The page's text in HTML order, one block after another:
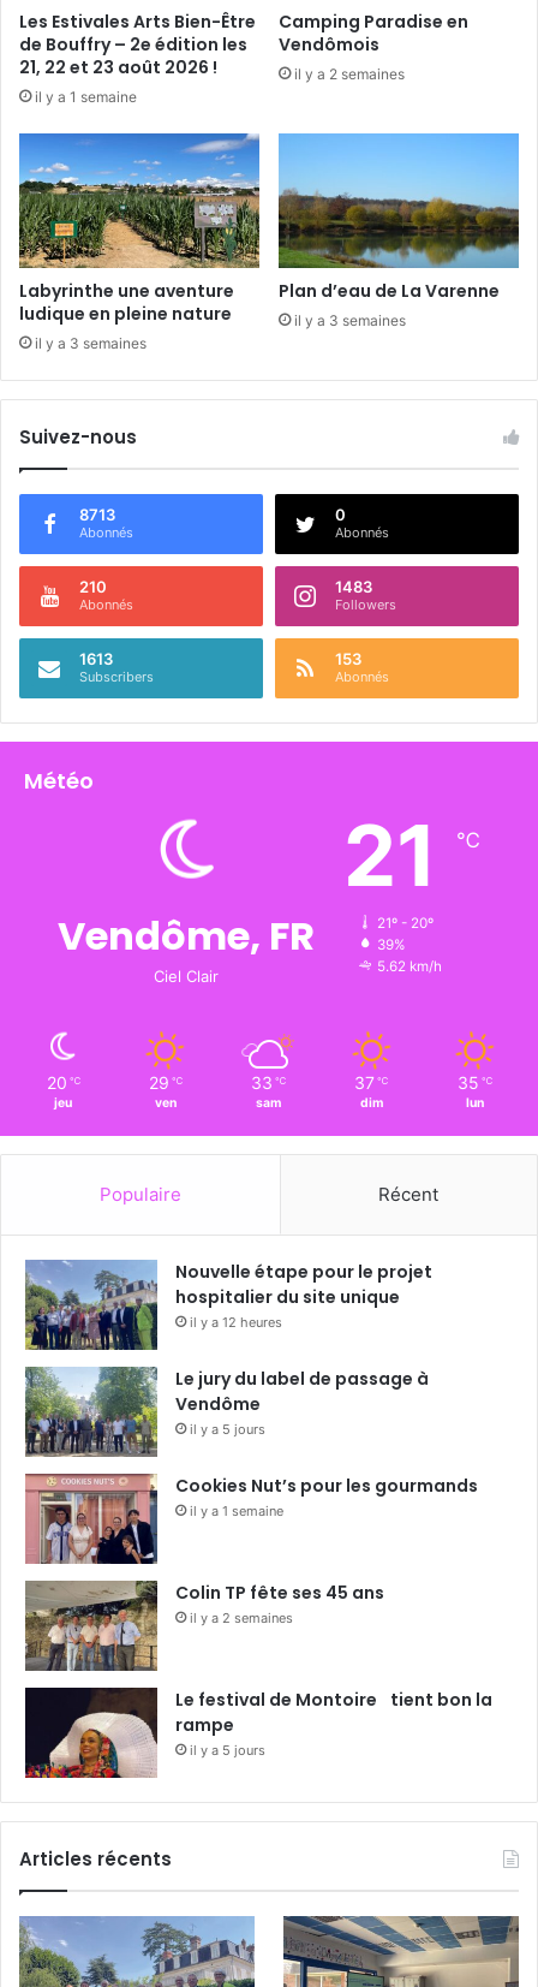
e
s
e
c
a
c
l
e
e
s
t
a
s
Les Estivales Arts Bien-Être
de Bouffry – 2e édition les
21, 22 et 23 août 2026 !
il y a 1 semaine
Camping Paradise en
Vendômois
il y a 2 semaines
Labyrinthe une aventure
ludique en pleine nature
il y a 3 semaines
Plan d’eau de La Varenne
il y a 3 semaines
Suivez-nous
8713
Abonnés
0
Abonnés
210
Abonnés
1483
Followers
1613
Subscribers
153
Abonnés
Météo
Vendôme, FR
Ciel Clair
21 ℃
21º - 20º
39%
5.62 km/h
20 ℃
jeu
29 ℃
ven
33 ℃
sam
37 ℃
dim
35 ℃
lun
Populaire Récent
Nouvelle étape pour le projet
hospitalier du site unique
il y a 12 heures
Le jury du label de passage à
Vendôme
il y a 5 jours
Cookies Nut’s pour les gourmands
il y a 1 semaine
Colin TP fête ses 45 ans
il y a 2 semaines
Le festival de Montoire tient bon la
rampe
il y a 5 jours
Articles récents